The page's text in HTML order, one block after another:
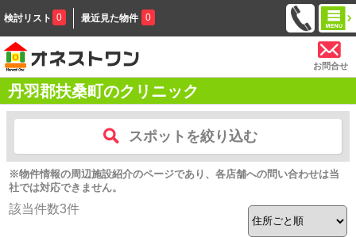
検討リスト 0 最近見た物件 0
お問合せ
丹羽郡扶桑町のクリニック
スポットを絞り込む
※物件情報の周辺施設紹介のページであり、各店舗への問い合わせは当
社では対応できません。
該当件数3件